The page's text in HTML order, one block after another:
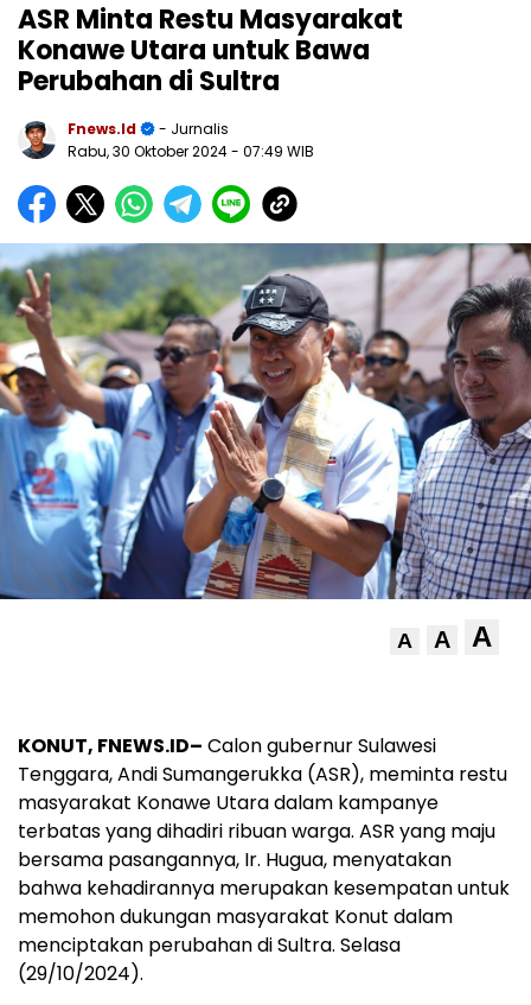
ASR Minta Restu Masyarakat
Konawe Utara untuk Bawa
Perubahan di Sultra
Fnews.id
- Jurnalis
Rabu, 30 Oktober 2024- 07:49 WIB
A A A
KONUT, FNEWS.ID– Calon gubernur Sulawesi
Tenggara, Andi Sumangerukka (ASR), meminta restu
masyarakat Konawe Utara dalam kampanye
terbatas yang dihadiri ribuan warga. ASR yang maju
bersama pasangannya, Ir. Hugua, menyatakan
bahwa kehadirannya merupakan kesempatan untuk
memohon dukungan masyarakat Konut dalam
menciptakan perubahan di Sultra. Selasa
(29/10/2024).